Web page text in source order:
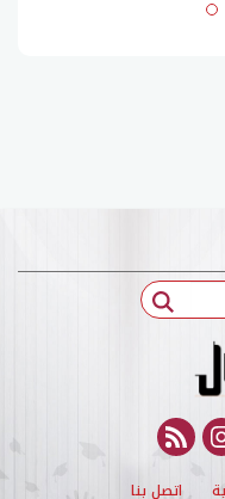
instagram
rss feed
اتصل بنا